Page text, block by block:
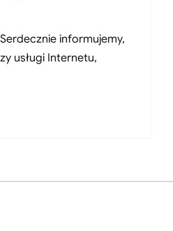
informujemy,
usługi Internetu,